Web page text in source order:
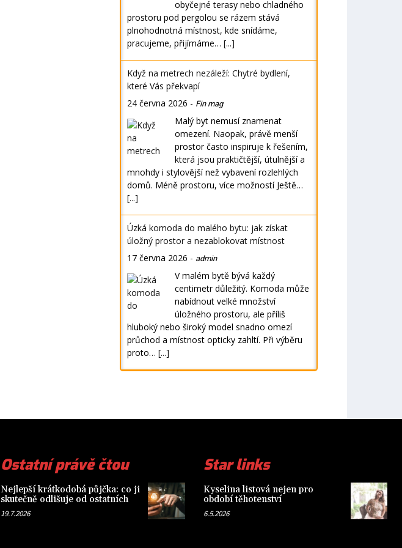
obyčejné terasy nebo chladného
prostoru pod pergolou se rázem stává
plnohodnotná místnost, kde snídáme,
pracujeme, přijímáme… [...]
Když na metrech nezáleží: Chytré bydlení,
které Vás překvapí
24 června 2026 - Fin mag
Malý byt nemusí znamenat
omezení. Naopak, právě menší
prostor často inspiruje k řešením,
která jsou praktičtější, útulnější a
mnohdy i stylovější než vybavení rozlehlých
domů. Méně prostoru, více možností Ještě…
[...]
Úzká komoda do malého bytu: jak získat
úložný prostor a nezablokovat místnost
17 června 2026 - admin
V malém bytě bývá každý
centimetr důležitý. Komoda může
nabídnout velké množství
úložného prostoru, ale příliš
hluboký nebo široký model snadno omezí
průchod a místnost opticky zahltí. Při výběru
proto… [...]
Ostatní právě čtou
Nejlepší krátkodobá půjčka: co ji
skutečně odlišuje od ostatních
19.7.2026
Star links
Kyselina listová nejen pro
období těhotenství
6.5.2026